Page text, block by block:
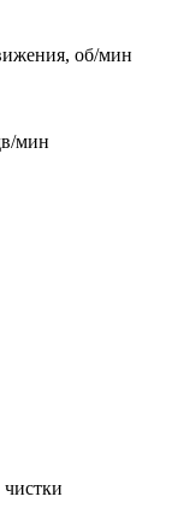
об/мин
мин